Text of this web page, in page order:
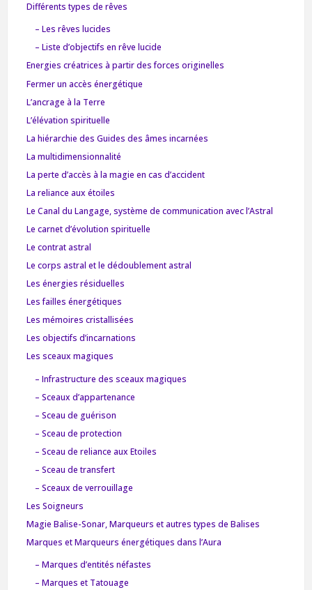
Différents types de rêves
– Les rêves lucides
– Liste d’objectifs en rêve lucide
Energies créatrices à partir des forces originelles
Fermer un accès énergétique
L’ancrage à la Terre
L’élévation spirituelle
La hiérarchie des Guides des âmes incarnées
La multidimensionnalité
La perte d’accès à la magie en cas d’accident
La reliance aux étoiles
Le Canal du Langage, système de communication avec l’Astral
Le carnet d’évolution spirituelle
Le contrat astral
Le corps astral et le dédoublement astral
Les énergies résiduelles
Les failles énergétiques
Les mémoires cristallisées
Les objectifs d’incarnations
Les sceaux magiques
– Infrastructure des sceaux magiques
– Sceaux d’appartenance
– Sceau de guérison
– Sceau de protection
– Sceau de reliance aux Etoiles
– Sceau de transfert
– Sceaux de verrouillage
Les Soigneurs
Magie Balise-Sonar, Marqueurs et autres types de Balises
Marques et Marqueurs énergétiques dans l’Aura
– Marques d’entités néfastes
– Marques et Tatouage